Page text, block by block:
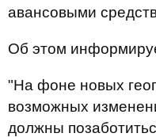
авансовыми
Об этом
"На фоне новых
возможных
должны